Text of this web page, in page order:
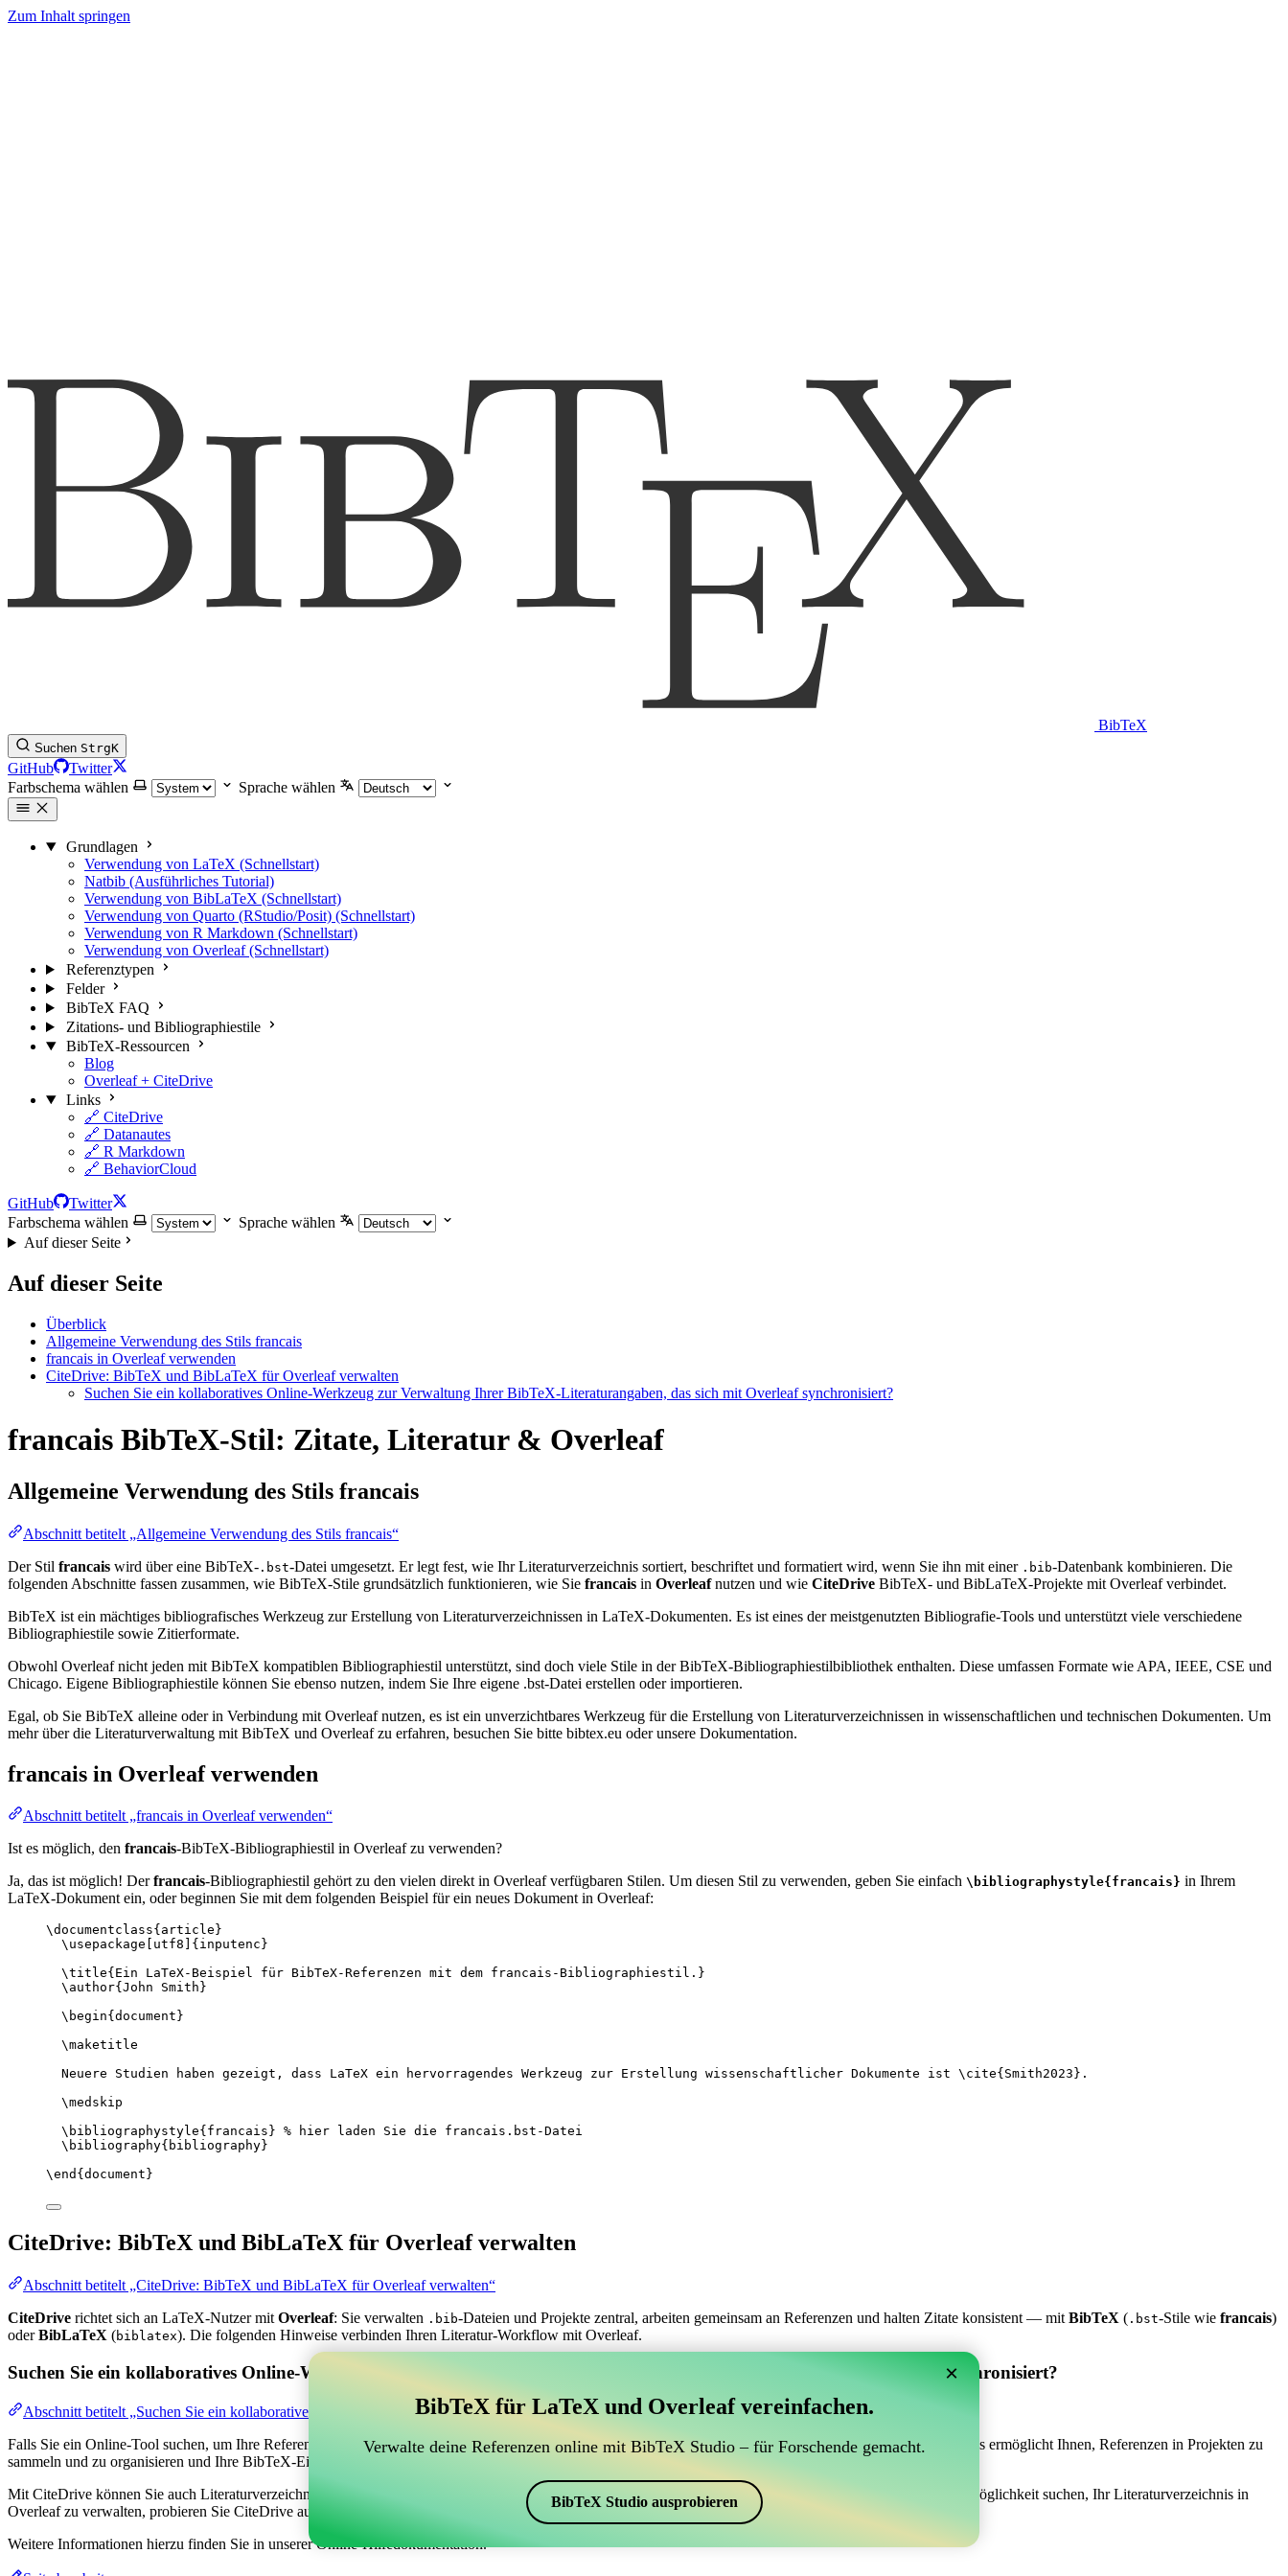
Zum Inhalt springen
BibTeX
Suchen StrgK
GitHub
Twitter
Farbschema wählen
Sprache wählen
Grundlagen
Verwendung von LaTeX (Schnellstart)
Natbib (Ausführliches Tutorial)
Verwendung von BibLaTeX (Schnellstart)
Verwendung von Quarto (RStudio/Posit) (Schnellstart)
Verwendung von R Markdown (Schnellstart)
Verwendung von Overleaf (Schnellstart)
Referenztypen
Felder
BibTeX FAQ
Zitations- und Bibliographiestile
BibTeX-Ressourcen
Blog
Overleaf + CiteDrive
Links
🔗 CiteDrive
🔗 Datanautes
🔗 R Markdown
🔗 BehaviorCloud
GitHub
Twitter
Farbschema wählen
Sprache wählen
Auf dieser Seite
Auf dieser Seite
Überblick
Allgemeine Verwendung des Stils francais
francais in Overleaf verwenden
CiteDrive: BibTeX und BibLaTeX für Overleaf verwalten
Suchen Sie ein kollaboratives Online-Werkzeug zur Verwaltung Ihrer BibTeX-Literaturangaben, das sich mit Overleaf synchronisiert?
francais BibTeX-Stil: Zitate, Literatur & Overleaf
Allgemeine Verwendung des Stils francais
Abschnitt betitelt „Allgemeine Verwendung des Stils francais“
Der Stil francais wird über eine BibTeX- .bst-Datei umgesetzt. Er legt fest, wie Ihr Literaturverzeichnis sortiert, beschriftet und formatiert wird, wenn Sie ihn mit einer .bib-Datenbank kombinieren. Die
folgenden Abschnitte fassen zusammen, wie BibTeX-Stile grundsätzlich funktionieren, wie Sie francais in Overleafnutzen und wie CiteDrive BibTeX- und BibLaTeX-Projekte mit Overleaf verbindet.
BibTeX ist ein mächtiges bibliografisches Werkzeug zur Erstellung von Literaturverzeichnissen in LaTeX-Dokumenten. Es ist eines der meistgenutzten Bibliografie-Tools und unterstützt viele verschiedene
Bibliographiestile sowie Zitierformate.
Obwohl Overleaf nicht jeden mit BibTeX kompatiblen Bibliographiestil unterstützt, sind doch viele Stile in der BibTeX-Bibliographiestilbibliothek enthalten. Diese umfassen Formate wie APA, IEEE, CSE und
Chicago. Eigene Bibliographiestile können Sie ebenso nutzen, indem Sie Ihre eigene .bst-Datei erstellen oder importieren.
Egal, ob Sie BibTeX alleine oder in Verbindung mit Overleaf nutzen, es ist ein unverzichtbares Werkzeug für die Erstellung von Literaturverzeichnissen in wissenschaftlichen und technischen Dokumenten. Um
mehr über die Literaturverwaltung mit BibTeX und Overleaf zu erfahren, besuchen Sie bitte bibtex.eu oder unsere Dokumentation.
francais in Overleaf verwenden
Abschnitt betitelt „francais in Overleaf verwenden“
Ist es möglich, den francais-BibTeX-Bibliographiestil in Overleaf zu verwenden?
Ja, das ist möglich! Derfrancais-Bibliographiestil gehört zu den vielen direkt in Overleaf verfügbaren Stilen. Um diesen Stil zu verwenden, geben Sie einfach \bibliographystyle{francais} in Ihrem
LaTeX-Dokument ein, oder beginnen Sie mit dem folgenden Beispiel für ein neues Dokument in Overleaf:
\documentclass{ article }
\usepackage
utf8 ]{ inputenc }
\title{Ein LaTeX-Beispiel für BibTeX-Referenzen mit dem francais-Bibliographiestil.}
\author{John Smith}
\begin{ document }
\maketitle
Neuere Studien haben gezeigt, dass LaTeX ein hervorragendes Werkzeug zur Erstellung wissenschaftlicher Dokumente ist \cite{ Smith2023 }.
\medskip
\bibliographystyle{francais} % hier laden Sie die francais.bst-Datei
\bibliography{bibliography}
\end { document }
CiteDrive: BibTeX und BibLaTeX für Overleaf verwalten
Abschnitt betitelt „CiteDrive: BibTeX und BibLaTeX für Overleaf verwalten“
CiteDrive richtet sich an LaTeX-Nutzer mit Overleaf: Sie verwalten .bib-Dateien und Projekte zentral, arbeiten gemeinsam an Referenzen und halten Zitate konsistent — mit BibTeX ( .bst-Stile wie francais)
oderBibLaTeX (biblatex). Die folgenden Hinweise verbinden Ihren Literatur-Workflow mit Overleaf.
Suchen Sie ein kollaboratives Online-Werkzeug zur Verwaltung Ihrer BibTeX-Literaturangaben, das sich mit Overleaf synchronisiert?
Abschnitt betitelt „Suchen Sie ein kollaboratives Online-Werkzeug zur Verwaltung Ihrer BibTeX-Literaturangaben, das sich mit Overleaf synchronisiert?“
Falls Sie ein Online-Tool suchen, um Ihre Referenzen, Zitate und das Literaturverzeichnis in Overleaf zu verwalten, könnte CiteDrive genau das Richtige sein! Es ermöglicht Ihnen, Referenzen in Projekten zu
sammeln und zu organisieren und Ihre BibTeX-Einträge in Ihrem Overleaf-Projekt aktuell zu halten.
Mit CiteDrive können Sie auch Literaturverzeichnisse und Zitate in verschiedenen Stilen, einschließlich francais, erstellen. Wenn Sie also nach einer einfachen Möglichkeit suchen, Ihr Literaturverzeichnis in
Overleaf zu verwalten, probieren Sie CiteDrive aus!
Weitere Informationen hierzu finden Sie in unserer Online-Hilfedokumentation.
×
BibTeX für LaTeX und Overleaf vereinfachen.
Verwalte deine Referenzen online mit BibTeX Studio – für Forschende gemacht.
BibTeX Studio ausprobieren